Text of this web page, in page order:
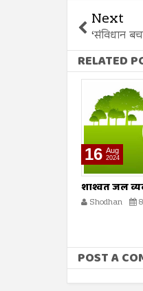
Next
‘संविधान
RELATED
16 Aug
2024
मधमाशी
Shodhan
POST A